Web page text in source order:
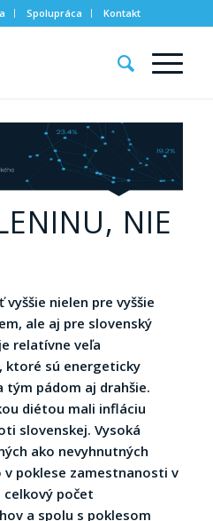
Spolupráca Kontakt
NIE
nielen pre vyššie
ale aj pre slovenský
relatívne veľa
ktoré sú energeticky
tým pádom aj drahšie.
diétou mali infláciu
slovenskej. Vysoká
ako nevyhnutných
poklese zamestnanosti v
celkový počet
a spolu s poklesom